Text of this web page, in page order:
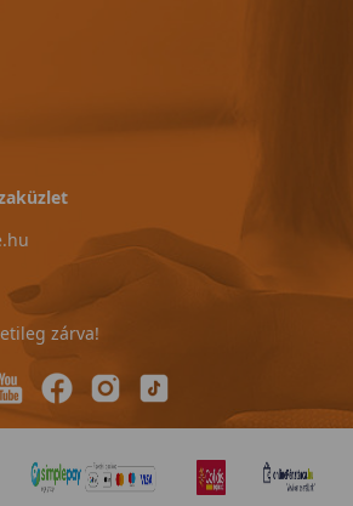
zárva!